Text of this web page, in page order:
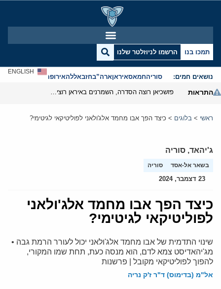
תמכו בנו הרשמו לניוזלטר שלנו
נושאים חמים: סוריהחמאסאיראןארה”בחזבאללהאירופהאנטישמיות
ENGLISH
התראות
ראשי > בלוגים > כיצד הפך אבו מחמד אלג'ולאני לפוליטיקאי לגיטימי?
ג'יהאד, סוריה
בשאר אל-אסד סוריה
23 דצמבר, 2024
כיצד הפך אבו מחמד אלג'ולאני
לפוליטיקאי לגיטימי?
שינוי התדמית של אבו מחמד אלג'ולאני יכול לעורר הרמת גבה •
מג'יהאדיסט צמא לדם, הוא מנסה כעת, תחת שמו המקורי,
להפוך לפוליטיקאי מקובל | פרשנות
אל"מ (בדימוס) ד"ר ז'ק נריה